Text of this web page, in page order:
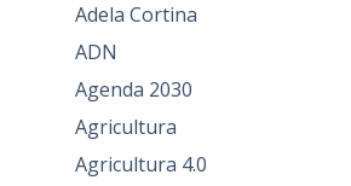
Adela Cortina
ADN
Agenda 2030
Agricultura
Agricultura 4.0